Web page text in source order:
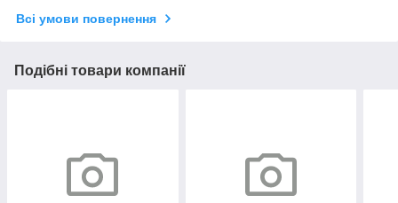
Всі умови повернення
Подібні товари компанії